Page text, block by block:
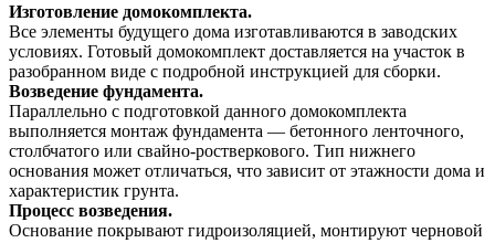
Изготовление домокомплекта.
Все элементы будущего дома изготавливаются в заводских
условиях. Готовый домокомплект доставляется на участок в
разобранном виде с подробной инструкцией для сборки.
Возведение фундамента.
Параллельно с подготовкой данного домокомплекта
выполняется монтаж фундамента — бетонного ленточного,
столбчатого или свайно-ростверкового. Тип нижнего
основания может отличаться, что зависит от этажности дома и
характеристик грунта.
Процесс возведения.
Основание покрывают гидроизоляцией, монтируют черновой